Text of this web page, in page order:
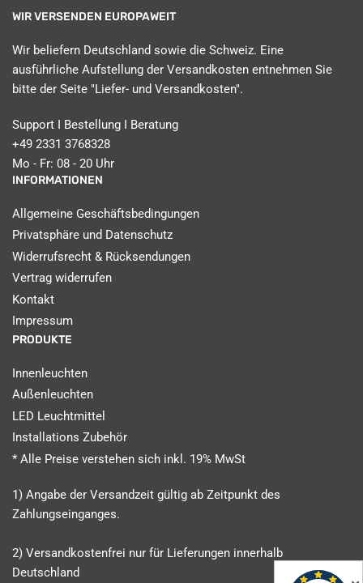
WIR VERSENDEN EUROPAWEIT
Wir beliefern Deutschland sowie die Schweiz. Eine
ausführliche Aufstellung der Versandkosten entnehmen Sie
bitte der Seite "Liefer- und Versandkosten".
Support I Bestellung I Beratung
+49 2331 3768328
Mo - Fr: 08 - 20 Uhr
INFORMATIONEN
Allgemeine Geschäftsbedingungen
Privatsphäre und Datenschutz
Widerrufsrecht & Rücksendungen
Vertrag widerrufen
Kontakt
Impressum
PRODUKTE
Innenleuchten
Außenleuchten
LED Leuchtmittel
Installations Zubehör
* Alle Preise verstehen sich inkl. 19% MwSt
1) Angabe der Versandzeit gültig ab Zeitpunkt des
Zahlungseinganges.
2) Versandkostenfrei nur für Lieferungen innerhalb
Deutschland